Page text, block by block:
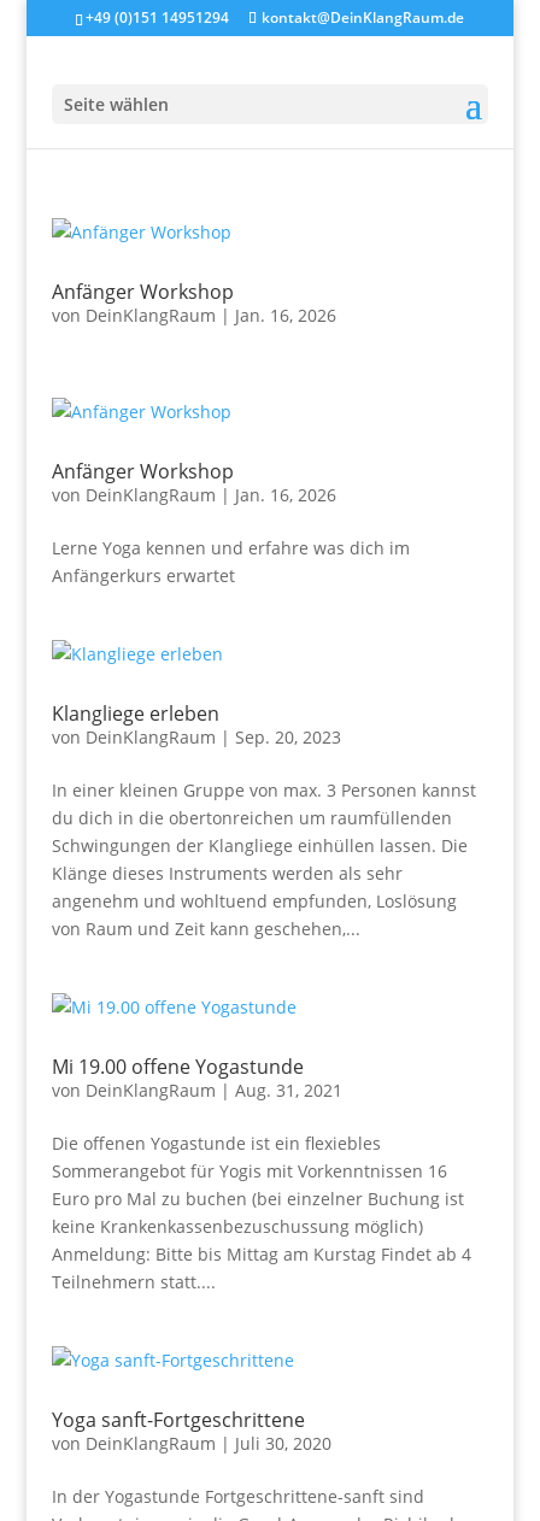
+49 (0)151 14951294 kontakt@DeinKlangRaum.de
Seite wählen
Anfänger Workshop
von DeinKlangRaum | Jan. 16, 2026
Anfänger Workshop
von DeinKlangRaum | Jan. 16, 2026
Lerne Yoga kennen und erfahre was dich im
Anfängerkurs erwartet
Klangliege erleben
von DeinKlangRaum | Sep. 20, 2023
In einer kleinen Gruppe von max. 3 Personen kannst
du dich in die obertonreichen um raumfüllenden
Schwingungen der Klangliege einhüllen lassen. Die
Klänge dieses Instruments werden als sehr
angenehm und wohltuend empfunden, Loslösung
von Raum und Zeit kann geschehen,...
Mi 19.00 offene Yogastunde
von DeinKlangRaum | Aug. 31, 2021
Die offenen Yogastunde ist ein flexiebles
Sommerangebot für Yogis mit Vorkenntnissen 16
Euro pro Mal zu buchen (bei einzelner Buchung ist
keine Krankenkassenbezuschussung möglich)
Anmeldung: Bitte bis Mittag am Kurstag Findet ab 4
Teilnehmern statt....
Yoga sanft-Fortgeschrittene
von DeinKlangRaum | Juli 30, 2020
In der Yogastunde Fortgeschrittene-sanft sind